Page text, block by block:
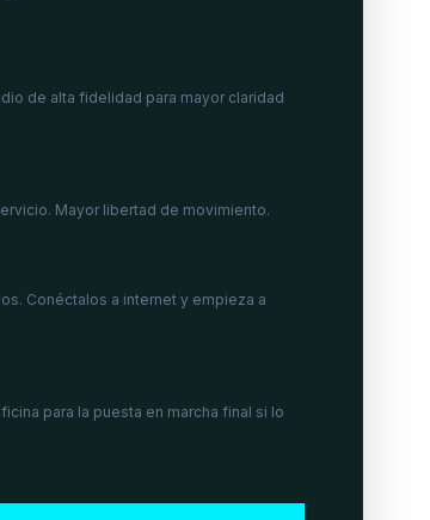
de alta fidelidad para mayor claridad
Mayor libertad de movimiento.
Conéctalos a internet y empieza a
para la puesta en marcha final si lo